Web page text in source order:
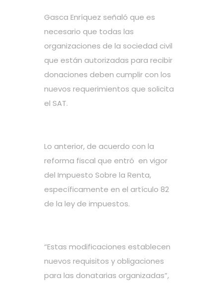
Gasca Enríquez señaló que es
necesario que todas las
organizaciones de la sociedad civil
que están autorizadas para recibir
donaciones deben cumplir con los
nuevos requerimientos que solicita
el SAT.
Lo anterior, de acuerdo con la
reforma fiscal que entró en vigor
del Impuesto Sobre la Renta,
específicamente en el artículo 82
de la ley de impuestos.
“Estas modificaciones establecen
nuevos requisitos y obligaciones
para las donatarias organizadas”,